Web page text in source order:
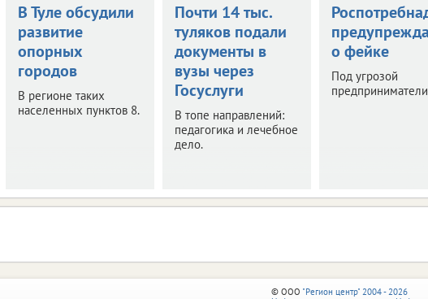
В Туле обсудили
развитие
опорных
городов
В регионе таких
населенных пунктов 8.
Почти 14 тыс.
туляков подали
документы в
вузы через
Госуслуги
В топе направлений:
педагогика и лечебное
дело.
о фейке
Под угрозой
© ООО "Регион центр" 2004 - 2026